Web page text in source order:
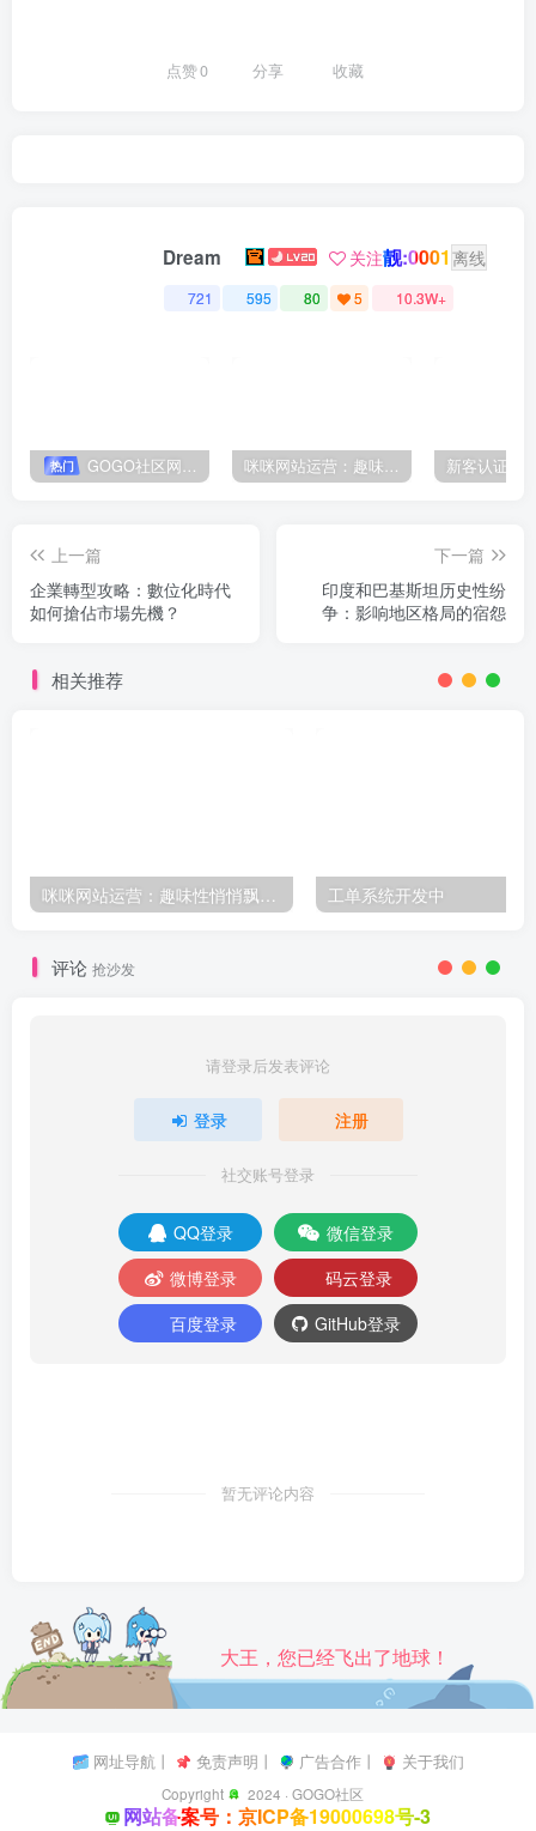
点赞0 分享 收藏
Dream 关注靓:0001 离线
721 595 80 5 10.3W+
热门 GOGO社区网站搭建(自助服务) 咪咪网站运营：趣味性悄悄飘起的成功风头 新客认证优
上一篇
企業轉型攻略：數位化時代
如何搶佔市場先機？
下一篇
印度和巴基斯坦历史性纷
争：影响地区格局的宿怨
相关推荐
咪咪网站运营：趣味性悄悄飘起的成功风头 工单系统开发中
评论 抢沙发
请登录后发表评论
登录 注册
社交账号登录
QQ登录
微信登录
微博登录
码云登录
百度登录
GitHub登录
暂无评论内容
大王，您已经飞出了地球！
网址导航 丨 免责声明 丨 广告合作丨 关于我们
Copyright 2024 ·GOGO社区
网站备案号：京ICP备19000698号-3